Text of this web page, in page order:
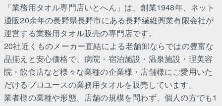
「業務用タオル専門店いとへん」は、創業1948年、ネット
通販20余年の長野県長野市にある長野繊維興業有限会社が
運営する業務用タオル販売の専門店です。
20社近くものメーカー直結による老舗卸ならではの豊富な
品揃えと安心価格で、病院・宿泊施設・温泉施設・理美容
院・飲食店など様々な業種の企業様・店舗様にご愛用いた
だけるプロユースの業務用タオルを販売しています。
業者様の業種や形態、店舗の規模を問わず、個人の方でも1